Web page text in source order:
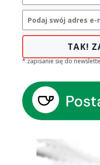
TAK!
* zapisanie się do